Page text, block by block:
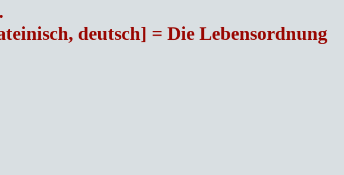
deutsch] = Die Lebensordnung